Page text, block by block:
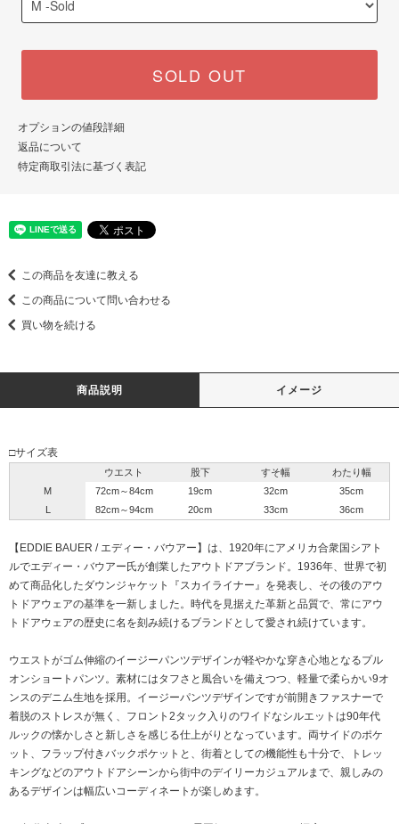
SOLD OUT
オプションの値段詳細
返品について
特定商取引法に基づく表記
この商品を友達に教える
この商品について問い合わせる
買い物を続ける
商品説明 イメージ
□サイズ表
ウエスト 股下 すそ幅
わたり幅
M
72cm～84cm 19cm 32cm
35cm
L
82cm～94cm 20cm 33cm 36cm
【EDDIE BAUER / エディー・バウアー】は、1920年にアメリカ合衆国シアト
ルでエディー・バウアー氏が創業したアウトドアブランド。1936年、世界で初
めて商品化したダウンジャケット『スカイライナー』を発表し、その後のアウ
トドアウェアの基準を一新しました。時代を見据えた革新と品質で、常にアウ
トドアウェアの歴史に名を刻み続けるブランドとして愛され続けています。
ウエストがゴム伸縮のイージーパンツデザインが軽やかな穿き心地となるプル
オンショートパンツ。素材にはタフさと風合いを備えつつ、軽量で柔らかい9オ
ンスのデニム生地を採用。イージーパンツデザインですが前開きファスナーで
着脱のストレスが無く、フロント2タック入りのワイドなシルエットは90年代
ルックの懐かしさと新しさを感じる仕上がりとなっています。両サイドのポケ
ット、フラップ付きバックポケットと、街着としての機能性も十分で、トレッ
キングなどのアウトドアシーンから街中のデイリーカジュアルまで、親しみの
あるデザインは幅広いコーディネートが楽しめます。